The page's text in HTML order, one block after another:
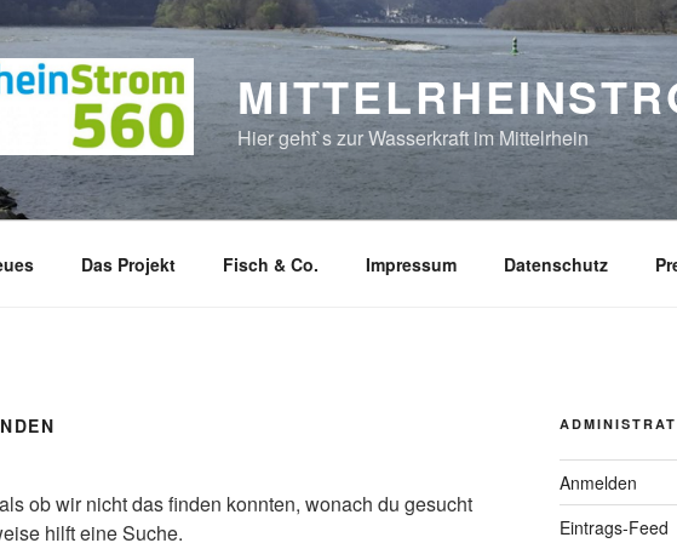
Hier geht`s zur Wasserkraft im Mittelrhein
Das Projekt Fisch & Co. Impressum Datenschutz
ob wir nicht das finden konnten, wonach du gesucht
hilft eine Suche.
Anmelden
Eintrags-Feed